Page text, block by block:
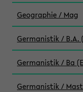
Geographie / Mag
Germanistik / B.A.
Germanistik / Ba
Germanistik /